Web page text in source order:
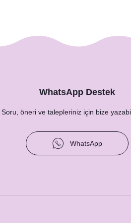
Somon Çiçekler Konsept Hashtag / Masa
WhatsApp Destek
Soru, öneri ve talepleriniz için bize
WhatsApp